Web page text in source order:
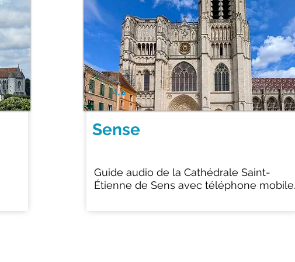
4.5
Sense
Guide audio de la Cathédrale Saint-
Étienne de Sens avec téléphone mobile.